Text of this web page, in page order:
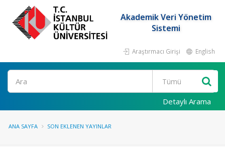
Akademik Veri Yönetim
Sistemi
Araştırmacı Girişi English
Ara
Detaylı Arama
ANA SAYFA SON EKLENEN YAYINLAR